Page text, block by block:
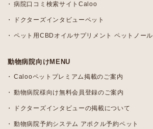
病院口コミ検索サイトCaloo
ドクターズインタビューペット
ペット用CBDオイルサプリメント ペットノール
動物病院向けMENU
Calooペットプレミアム掲載のご案内
動物病院様向け無料会員登録のご案内
ドクターズインタビューの掲載について
動物病院予約システム アポクル予約ペット